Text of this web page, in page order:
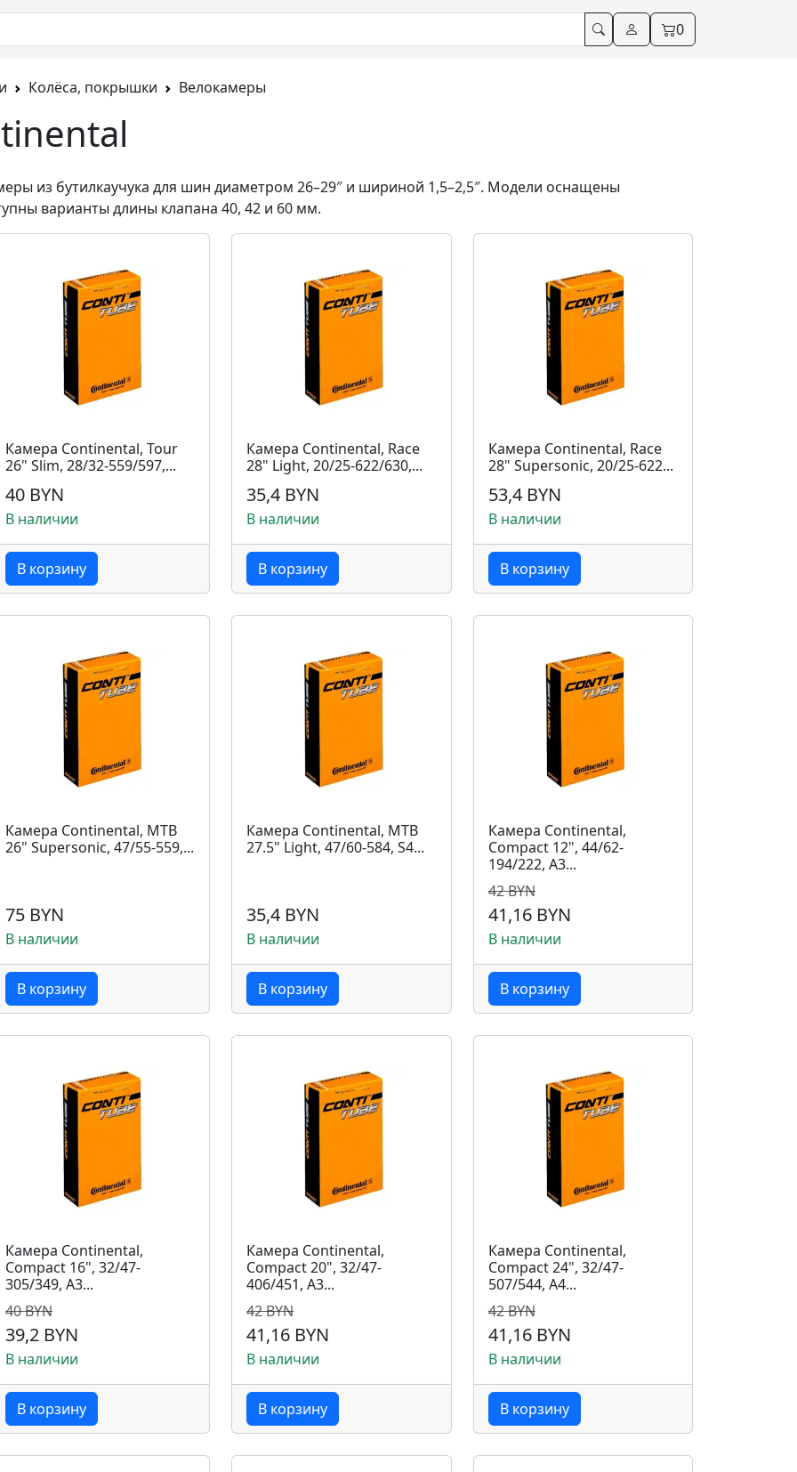
0
Колёса, покрышки Велокамеры
из бутилкаучука для шин диаметром 26–29″ и шириной 1,5–2,5″. Модели оснащены
варианты длины клапана 40, 42 и 60 мм.
Камера Continental, Tour
26" Slim, 28/32-559/597,...
40 BYN
В наличии
В корзину
Камера Continental, Race
28" Light, 20/25-622/630,...
35,4 BYN
В наличии
В корзину
Камера Continental, Race
28" Supersonic, 20/25-622...
53,4 BYN
В наличии
В корзину
Камера Continental, MTB
26" Supersonic, 47/55-559,...
75 BYN
В наличии
В корзину
Камера Continental, MTB
27.5" Light, 47/60-584, S4...
35,4 BYN
В наличии
В корзину
Камера Continental,
Compact 12", 44/62-
194/222, A3...
42 BYN
41,16 BYN
В наличии
В корзину
Камера Continental,
Compact 16", 32/47-
305/349, A3...
40 BYN
39,2 BYN
В наличии
В корзину
Камера Continental,
Compact 20", 32/47-
406/451, A3...
42 BYN
41,16 BYN
В наличии
В корзину
Камера Continental,
Compact 24", 32/47-
507/544, A4...
42 BYN
41,16 BYN
В наличии
В корзину